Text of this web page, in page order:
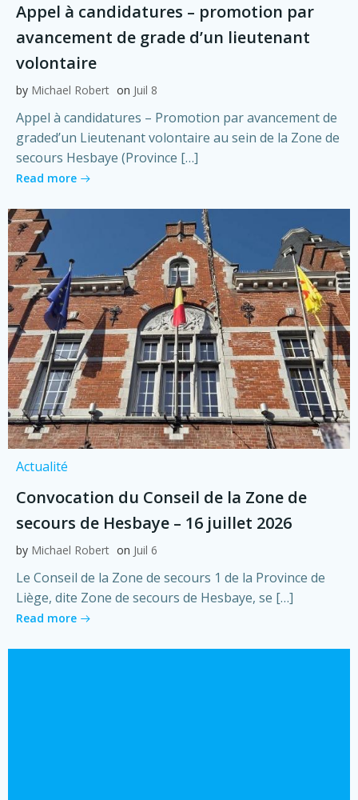
Appel à candidatures – promotion par
avancement de grade d’un lieutenant
volontaire
by Michael Robert on Juil 8
Appel à candidatures – Promotion par avancement de
graded’un Lieutenant volontaire au sein de la Zone de
secours Hesbaye (Province […]
Read more
Actualité
Convocation du Conseil de la Zone de
secours de Hesbaye – 16 juillet 2026
by Michael Robert on Juil 6
Le Conseil de la Zone de secours 1 de la Province de
Liège, dite Zone de secours de Hesbaye, se […]
Read more